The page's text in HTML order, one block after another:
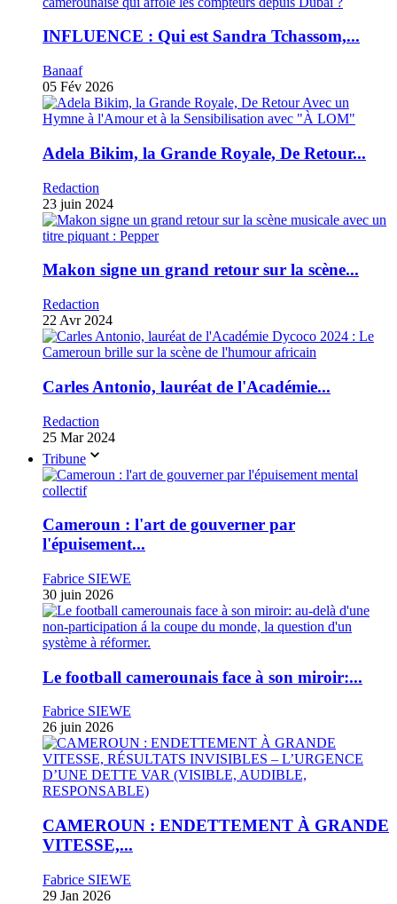
INFLUENCE : Qui est Sandra Tchassom,...
Banaaf
05 Fév 2026
Adela Bikim, la Grande Royale, De Retour...
Redaction
23 juin 2024
Makon signe un grand retour sur la scène...
Redaction
22 Avr 2024
Carles Antonio, lauréat de l'Académie...
Redaction
25 Mar 2024
Tribune
Cameroun : l'art de gouverner par
l'épuisement...
Fabrice SIEWE
30 juin 2026
Le football camerounais face à son miroir:...
Fabrice SIEWE
26 juin 2026
CAMEROUN : ENDETTEMENT À GRANDE
VITESSE,...
Fabrice SIEWE
29 Jan 2026